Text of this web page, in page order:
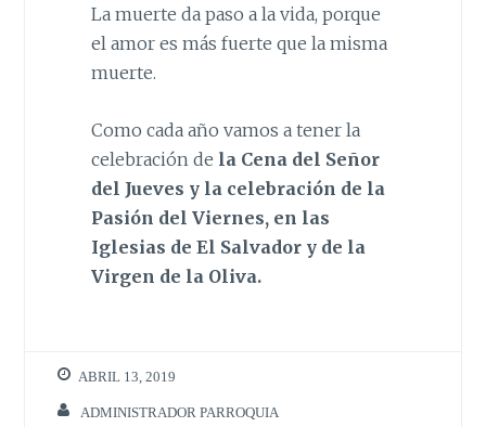
La muerte da paso a la vida, porque
el amor es más fuerte que la misma
muerte.
Como cada año vamos a tener la
celebración de la Cena del Señor
del Jueves y la celebración de la
Pasión del Viernes, en las
Iglesias de El Salvador y de la
Virgen de la Oliva.
ABRIL 13, 2019
ADMINISTRADOR PARROQUIA